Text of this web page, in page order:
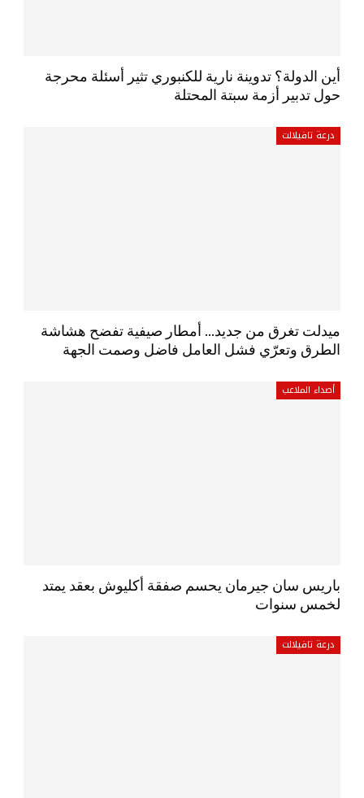
أين الدولة؟ تدوينة نارية للكنبوري تثير أسئلة محرجة
حول تدبير أزمة سبتة المحتلة
درعة تافيلالت
ميدلت تغرق من جديد… أمطار صيفية تفضح هشاشة
الطرق وتعرّي فشل العامل فاضل وصمت الجهة
أصداء الملاعب
باريس سان جيرمان يحسم صفقة أكليوش بعقد يمتد
لخمس سنوات
درعة تافيلالت